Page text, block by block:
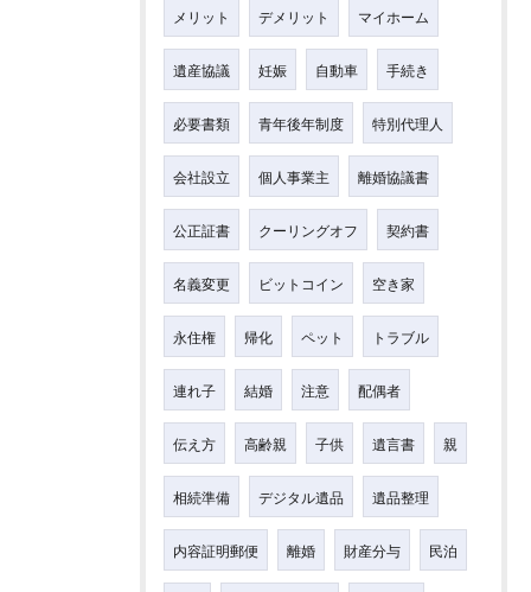
メリット デメリット マイホーム
遺産協議 妊娠 自動車 手続き
必要書類 青年後年制度 特別代理人
会社設立 個人事業主 離婚協議書
公正証書 クーリングオフ 契約書
名義変更 ビットコイン 空き家
永住権 帰化 ペット トラブル
連れ子 結婚 注意 配偶者
伝え方 高齢親 子供 遺言書 親
相続準備 デジタル遺品 遺品整理
内容証明郵便 離婚 財産分与 民泊